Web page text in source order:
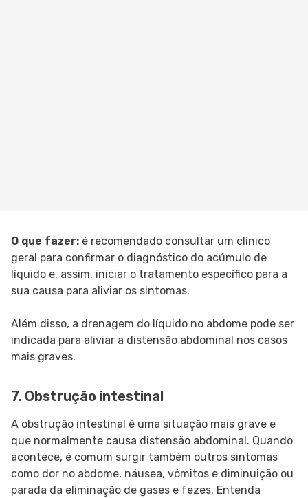
O que fazer: é recomendado consultar um clínico
geral para confirmar o diagnóstico do acúmulo de
líquido e, assim, iniciar o tratamento específico para a
sua causa para aliviar os sintomas.
Além disso, a drenagem do líquido no abdome pode ser
indicada para aliviar a distensão abdominal nos casos
mais graves.
7. Obstrução intestinal
A obstrução intestinal é uma situação mais grave e
que normalmente causa distensão abdominal. Quando
acontece, é comum surgir também outros sintomas
como dor no abdome, náusea, vômitos e diminuição ou
parada da eliminação de gases e fezes. Entenda